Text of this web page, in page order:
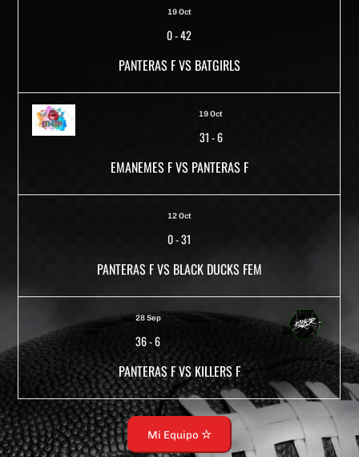
19 Oct
0-42
PANTERAS F VS BATGIRLS
19 Oct
31-6
EMANEMES F VS PANTERAS F
12 Oct
0-31
PANTERAS F VS BLACK DUCKS FEM
28 Sep
36-6
PANTERAS F VS KILLERS F
Mi Equipo